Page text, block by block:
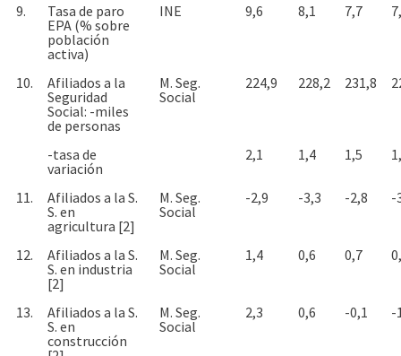
9.
Tasa de paro
EPA (% sobre
población
activa)
INE 9,6 8,1 7,7
10.
Afiliados a la
Seguridad
Social: -miles
de personas
M. Seg.
Social
224,9 228,2 231,8
-tasa de
variación
2,1 1,4 1,5
11.
Afiliados a la S.
S. en
agricultura [2]
M. Seg.
Social
-2,9 -3,3 -2,8 -
12.
Afiliados a la S.
S. en industria
[2]
M. Seg.
Social
1,4 0,6 0,7
13.
Afiliados a la S.
S. en
construcción
M. Seg.
Social
2,3 0,6 -0,1 -